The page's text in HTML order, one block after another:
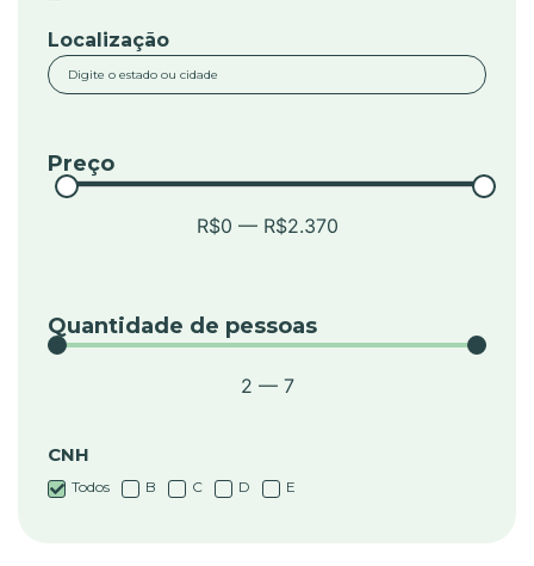
Localização
Preço
R$0 — R$2.370
Quantidade de pessoas
2 — 7
CNH
Todos B C D E